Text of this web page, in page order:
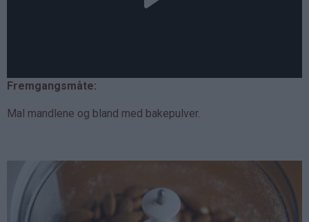
Fremgangsmåte:
Mal mandlene og bland med bakepulver.